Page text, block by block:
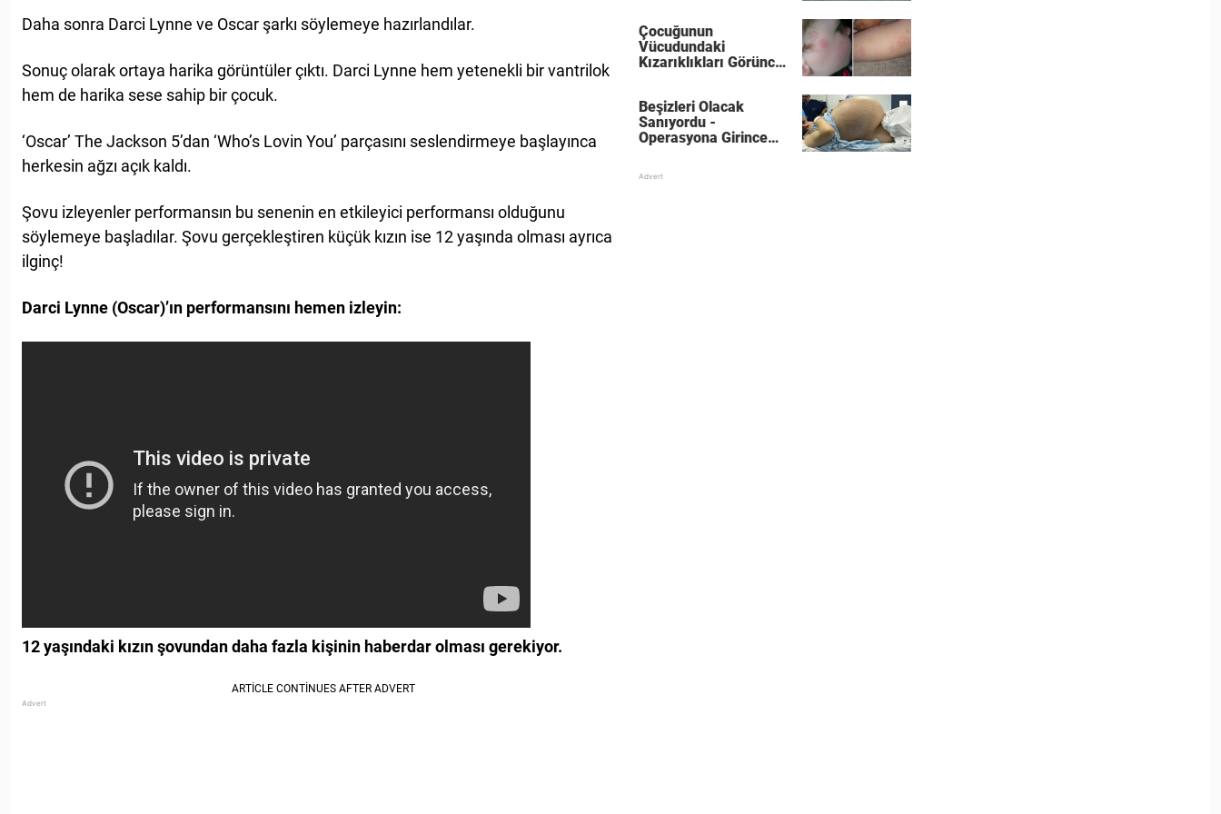
Daha sonra Darci Lynne ve Oscar şarkı söylemeye hazırlandılar.
Sonuç olarak ortaya harika görüntüler çıktı. Darci Lynne hem yetenekli bir vantrilok
hem de harika sese sahip bir çocuk.
‘Oscar’ The Jackson 5’dan ‘Who’s Lovin You’ parçasını seslendirmeye başlayınca
herkesin ağzı açık kaldı.
Şovu izleyenler performansın bu senenin en etkileyici performansı olduğunu
söylemeye başladılar. Şovu gerçekleştiren küçük kızın ise 12 yaşında olması ayrıca
ilginç!
Darci Lynne (Oscar)’ın performansını hemen izleyin:
12 yaşındaki kızın şovundan daha fazla kişinin haberdar olması gerekiyor.
Çocuğunun
Vücudundaki
Kızarıklıkları Görünce
Durumdan Ucuz
Kurtuldu.
Beşizleri Olacak
Sanıyordu -
Operasyona Girince